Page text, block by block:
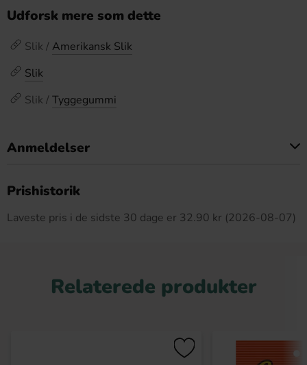
Udforsk mere som dette
Slik / Amerikansk Slik
Slik
Slik / Tyggegummi
Anmeldelser
Prishistorik
Laveste pris i de sidste 30 dage er 32.90 kr (2026-08-07)
Relaterede produkter